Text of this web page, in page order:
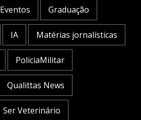
Eventos Graduação
IA Matérias jornalísticas
PoliciaMilitar
Qualittas News
Ser Veterinário